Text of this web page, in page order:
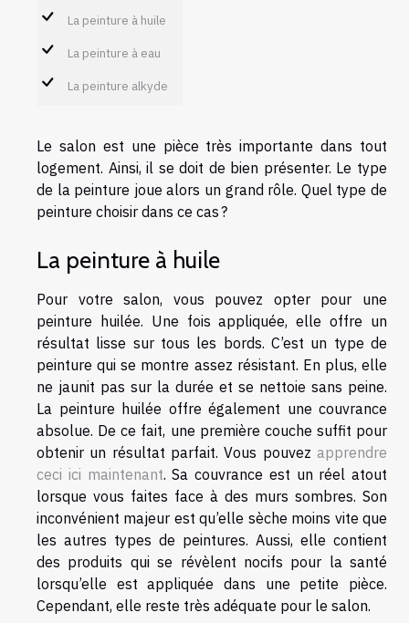
La peinture à huile
La peinture à eau
La peinture alkyde
Le salon est une pièce très importante dans tout
logement. Ainsi, il se doit de bien présenter. Le type
de la peinture joue alors un grand rôle. Quel type de
peinture choisir dans ce cas ?
La peinture à huile
Pour votre salon, vous pouvez opter pour une
peinture huilée. Une fois appliquée, elle offre un
résultat lisse sur tous les bords. C’est un type de
peinture qui se montre assez résistant. En plus, elle
ne jaunit pas sur la durée et se nettoie sans peine.
La peinture huilée offre également une couvrance
absolue. De ce fait, une première couche suffit pour
obtenir un résultat parfait. Vous pouvez apprendre
ceci ici maintenant. Sa couvrance est un réel atout
lorsque vous faites face à des murs sombres. Son
inconvénient majeur est qu’elle sèche moins vite que
les autres types de peintures. Aussi, elle contient
des produits qui se révèlent nocifs pour la santé
lorsqu’elle est appliquée dans une petite pièce.
Cependant, elle reste très adéquate pour le salon.